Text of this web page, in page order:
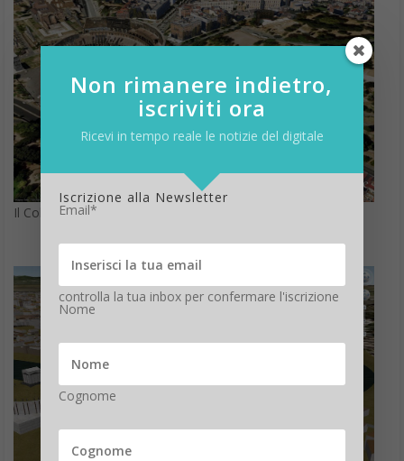
Il Colosseo in 3D
Non rimanere indietro,
iscriviti ora
Ricevi in tempo reale le notizie del digitale
Iscrizione alla Newsletter
Email*
controlla la tua inbox per confermare l'iscrizione
Nome
Cognome